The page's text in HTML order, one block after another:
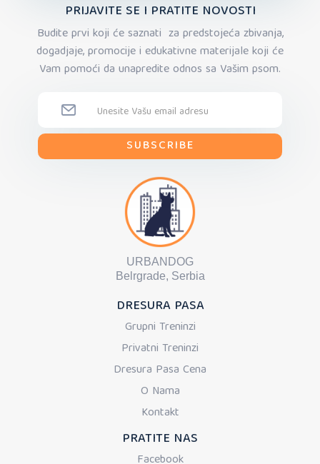
URBANDOG
Belrgrade, Serbia
DRESURA PASA
Grupni Treninzi
Privatni Treninzi
Dresura Pasa Cena
O Nama
Kontakt
PRATITE NAS
PRIJAVITE SE I PRATITE NOVOSTI
Budite prvi koji će saznati za predstojeća zbivanja,
dogadjaje, promocije i edukativne materijale koji će
Vam pomoći da unapredite odnos sa Vašim psom.